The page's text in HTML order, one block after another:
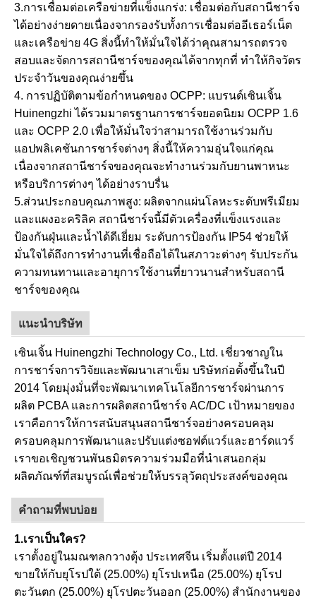
3.การเชื่อมต่อเครือข่ายที่แข็งแกร่ง: เชื่อมต่อกับสถานีชาร์จ
ได้อย่างง่ายดายเนื่องจากรองรับทั้งการเชื่อมต่ออีเธอร์เน็ต
และเครือข่าย 4G สิ่งนี้ทำให้มั่นใจได้ว่าคุณสามารถตรวจ
สอบและจัดการสถานีชาร์จของคุณได้จากทุกที่ ทำให้กิจวัตร
ประจำวันของคุณง่ายขึ้น
4. การปฏิบัติตามข้อกำหนดของ OCPP: แบรนด์เซินเจิ้น
Huinengzhi ได้รวมมาตรฐานการชาร์จยอดนิยม OCPP 1.6
และ OCPP 2.0 เพื่อให้มั่นใจว่าสามารถใช้งานร่วมกับ
แอปพลิเคชันการชาร์จต่างๆ สิ่งนี้ให้ความอุ่นใจแก่คุณ
เนื่องจากสถานีชาร์จของคุณจะทำงานร่วมกับยานพาหนะ
หรือบริการต่างๆ ได้อย่างราบรื่น
5.ส่วนประกอบคุณภาพสูง: ผลิตจากแผ่นโลหะระดับพรีเมียม
และแผงอะคริลิค สถานีชาร์จนี้มีตัวเครื่องที่แข็งแรงและ
ป้องกันฝุ่นและน้ำได้ดีเยี่ยม ระดับการป้องกัน IP54 ช่วยให้
มั่นใจได้ถึงการทำงานที่เชื่อถือได้ในสภาวะต่างๆ รับประกัน
ความทนทานและอายุการใช้งานที่ยาวนานสำหรับสถานี
ชาร์จของคุณ
แนะนำบริษัท
เซินเจิ้น Huinengzhi Technology Co., Ltd. เชี่ยวชาญใน
การชาร์จการวิจัยและพัฒนาเสาเข็ม บริษัทก่อตั้งขึ้นในปี
2014 โดยมุ่งมั่นที่จะพัฒนาเทคโนโลยีการชาร์จผ่านการ
ผลิต PCBA และการผลิตสถานีชาร์จ AC/DC เป้าหมายของ
เราคือการให้การสนับสนุนสถานีชาร์จอย่างครอบคลุม
ครอบคลุมการพัฒนาและปรับแต่งซอฟต์แวร์และฮาร์ดแวร์
เราขอเชิญชวนพันธมิตรความร่วมมือที่นำเสนอกลุ่ม
ผลิตภัณฑ์ที่สมบูรณ์เพื่อช่วยให้บรรลุวัตถุประสงค์ของคุณ
คำถามที่พบบ่อย
1.เราเป็นใคร?
เราตั้งอยู่ในมณฑลกวางตุ้ง ประเทศจีน เริ่มตั้งแต่ปี 2014
ขายให้กับยุโรปใต้ (25.00%) ยุโรปเหนือ (25.00%) ยุโรป
ตะวันตก (25.00%) ยุโรปตะวันออก (25.00%) สำนักงานของ